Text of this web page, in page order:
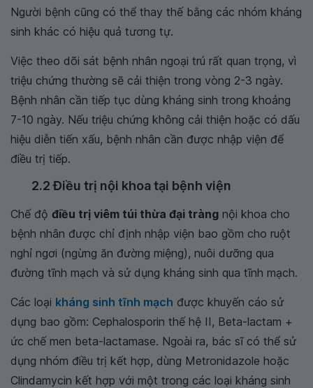
Người bệnh cũng có thể thay thế bằng các nhóm kháng
sinh khác có hiệu quả tương tự.
Việc theo dõi sát bệnh nhân ngoại trú rất quan trọng, vì
triệu chứng thường sẽ cải thiện trong vòng 2-3 ngày.
Bệnh nhân cần tiếp tục dùng kháng sinh trong khoảng
7-10 ngày. Nếu triệu chứng không cải thiện hoặc có dấu
hiệu diễn tiến xấu, bệnh nhân cần được nhập viện để
điều trị tiếp.
2.2 Điều trị nội khoa tại bệnh viện
Chế độ điều trị viêm túi thừa đại tràng nội khoa cho
bệnh nhân được chỉ định nhập viện bao gồm cho ruột
nghỉ ngơi (ngừng ăn đường miệng), nuôi dưỡng qua
đường tĩnh mạch và sử dụng kháng sinh qua tĩnh mạch.
Các loại kháng sinh tĩnh mạch được khuyến cáo sử
dụng bao gồm: Cephalosporin thế hệ II, Beta-lactam +
ức chế men beta-lactamase. Ngoài ra, bác sĩ có thể sử
dụng nhóm điều trị kết hợp, dùng Metronidazole hoặc
Clindamycin kết hợp với một trong các loại kháng sinh